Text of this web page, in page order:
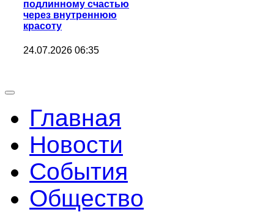
подлинному счастью
через внутреннюю
красоту
24.07.2026 06:35
Главная
Новости
События
Общество